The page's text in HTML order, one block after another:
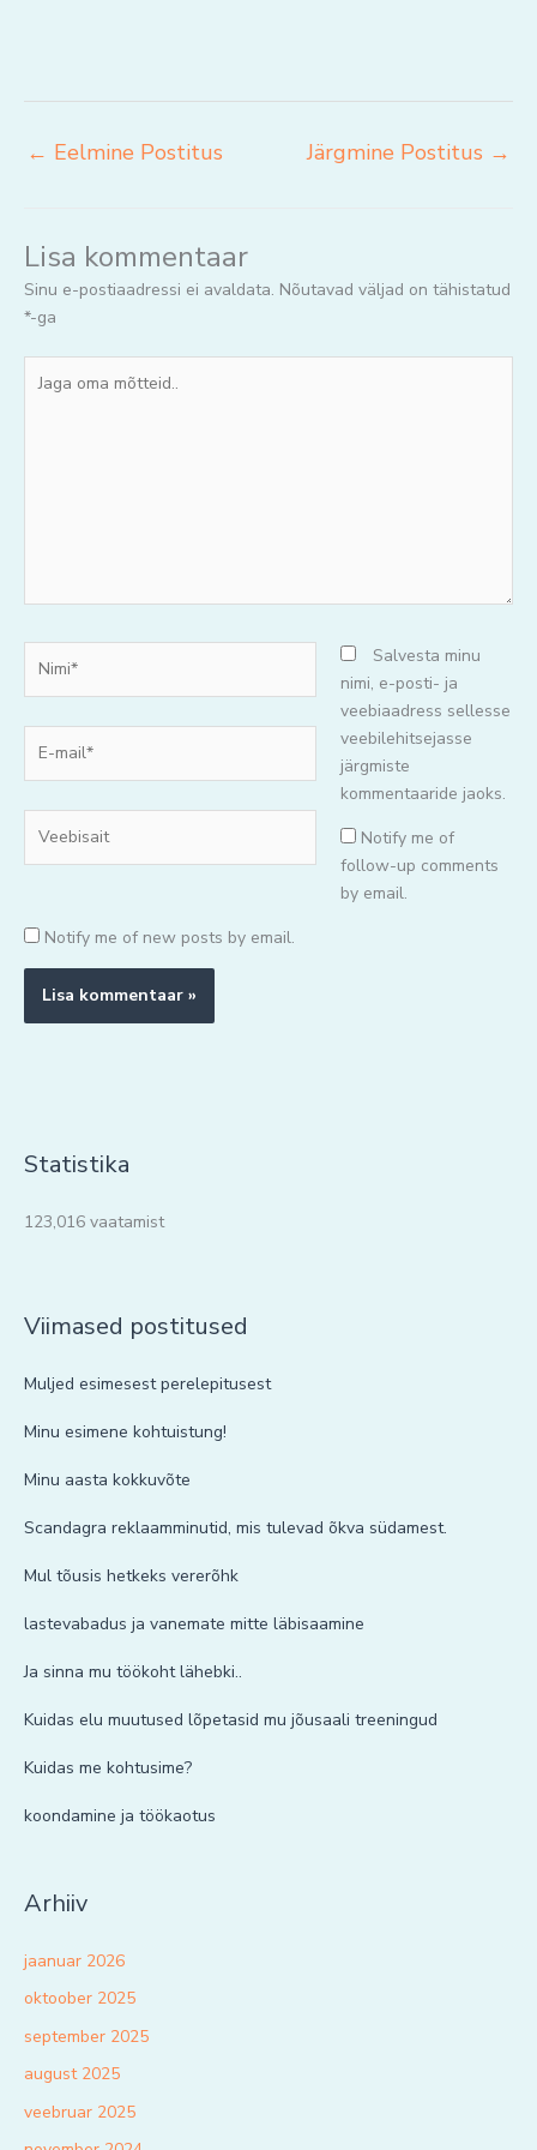
← Eelmine Postitus Järgmine Postitus →
Lisa kommentaar
Sinu e-postiaadressi ei avaldata. Nõutavad väljad on tähistatud
*-ga
oma
mail*
Salvesta minu
nimi, e-posti- ja
veebiaadress sellesse
veebilehitsejasse
järgmiste
kommentaaride jaoks.
Notify me of
follow-up comments
by email.
Notify me of new posts by email.
Statistika
123,016 vaatamist
Viimased postitused
Muljed esimesest perelepitusest
Minu esimene kohtuistung!
Minu aasta kokkuvõte
Scandagra reklaamminutid, mis tulevad õkva südamest.
Mul tõusis hetkeks vererõhk
lastevabadus ja vanemate mitte läbisaamine
Ja sinna mu töökoht lähebki..
Kuidas elu muutused lõpetasid mu jõusaali treeningud
Kuidas me kohtusime?
koondamine ja töökaotus
Arhiiv
jaanuar 2026
oktoober 2025
september 2025
august 2025
veebruar 2025